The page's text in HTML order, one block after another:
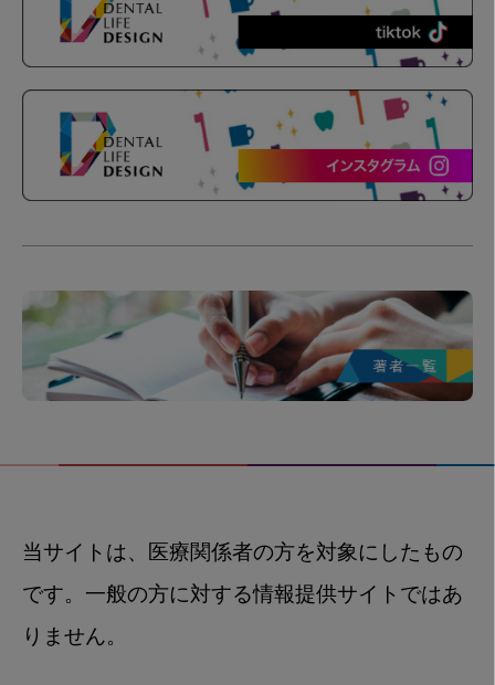
当サイトは、医療関係者の方を対象にしたもの
です。一般の方に対する情報提供サイトではあ
りません。